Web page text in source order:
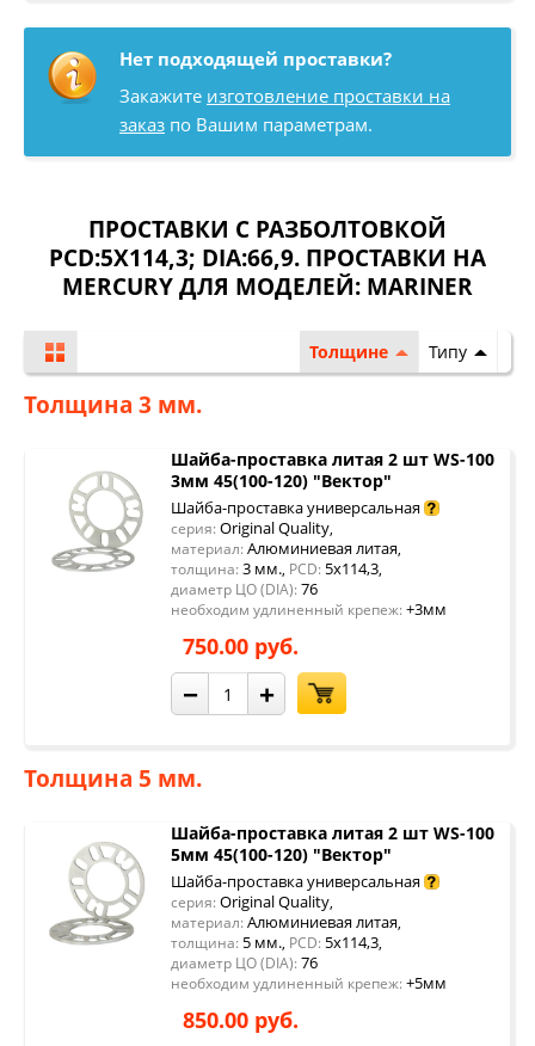
Нет подходящей проставки?
Закажите изготовление проставки на
заказ по Вашим параметрам.
ПРОСТАВКИ С РАЗБОЛТОВКОЙ
PCD:5X114,3; DIA:66,9. ПРОСТАВКИ НА
MERCURY ДЛЯ МОДЕЛЕЙ: MARINER
Толщине Типу
Толщина 3 мм.
Шайба-проставка литая 2 шт WS-100
3мм 45(100-120) "Вектор"
Шайба-проставка универсальная
серия: Original Quality,
материал: Алюминиевая литая,
толщина: 3 мм., PCD: 5x114,3,
диаметр ЦО (DIA): 76
необходим удлиненный крепеж: +3мм
750.00 руб.
− +
Толщина 5 мм.
Шайба-проставка литая 2 шт WS-100
5мм 45(100-120) "Вектор"
Шайба-проставка универсальная
серия: Original Quality,
материал: Алюминиевая литая,
толщина: 5 мм., PCD: 5x114,3,
диаметр ЦО (DIA): 76
необходим удлиненный крепеж: +5мм
850.00 руб.